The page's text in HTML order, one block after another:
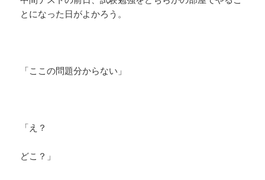
とになった日がよかろう。
「ここの問題分からない」
「え？
どこ？」